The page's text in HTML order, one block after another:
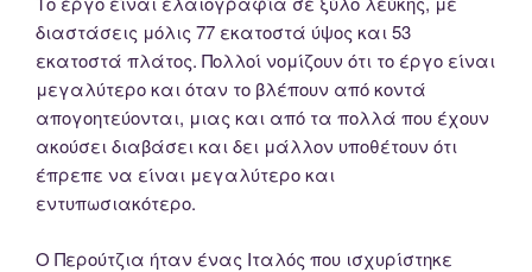
διαστάσεις μόλις 77 εκατοστά ύψος και 53
εκατοστά πλάτος. Πολλοί νομίζουν ότι το έργο είναι
μεγαλύτερο και όταν το βλέπουν από κοντά
απογοητεύονται, μιας και από τα πολλά που έχουν
ακούσει διαβάσει και δει μάλλον υποθέτουν ότι
έπρεπε να είναι μεγαλύτερο και
εντυπωσιακότερο.
Ο Περούτζια ήταν ένας Ιταλός που ισχυρίστηκε